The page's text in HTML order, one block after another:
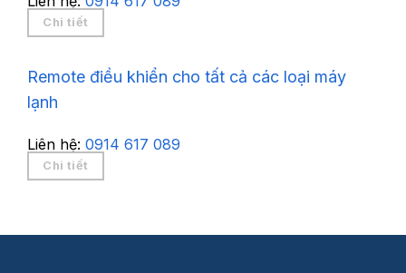
Chi tiết
Remote điều khiển cho tất cả các loại máy
lạnh
Liên hệ: 0914 617 089
Chi tiết